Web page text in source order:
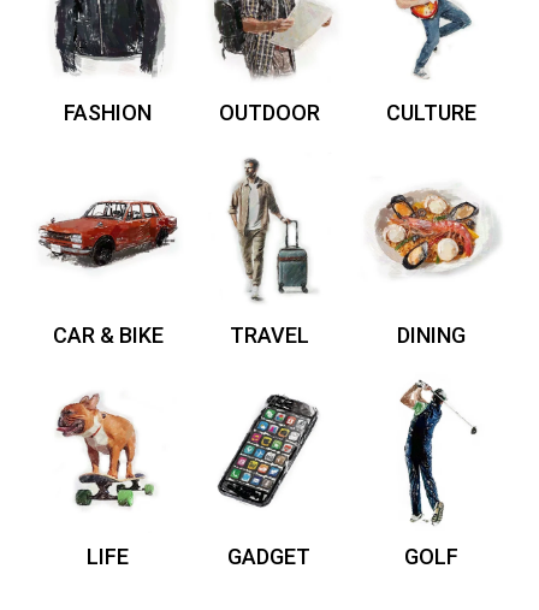
FASHION OUTDOOR CULTURE
CAR & BIKE TRAVEL DINING
LIFE GADGET GOLF